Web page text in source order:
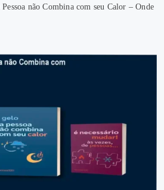
não Combina com seu Calor – Onde